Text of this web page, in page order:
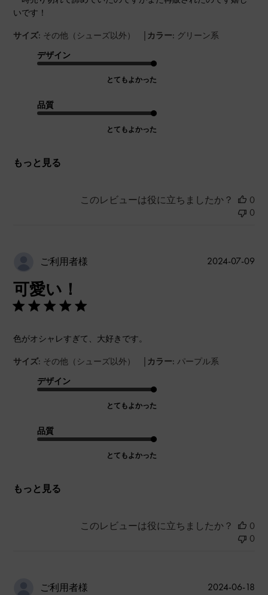
いです！
サイズ: その他（シューズ以外） | カラー: グリーン系
デザイン
とてもよかった
品質
とてもよかった
もっと見る
このレビューは役に立ちましたか？
0
0
ご利用者様
可愛い！
色がオシャレすぎて、大好きです。
サイズ: その他（シューズ以外） | カラー: パープル系
デザイン
とてもよかった
品質
とてもよかった
もっと見る
公
2024-07-09
このレビューは役に立ちましたか？
0
0
ご利用者様
公
2024-06-18